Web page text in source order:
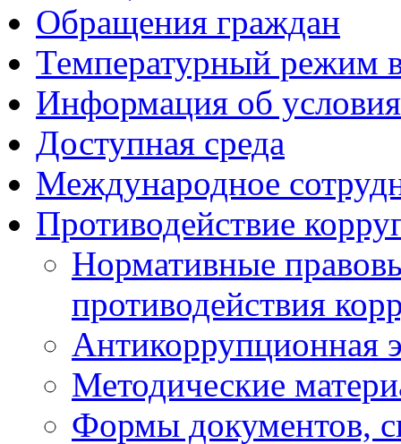
Обращения граждан
Температурный режим
Информация об
Доступная среда
Международное
Противодействие
Нормативные
противодействия
Антикоррупционная
Методические
Формы документов,